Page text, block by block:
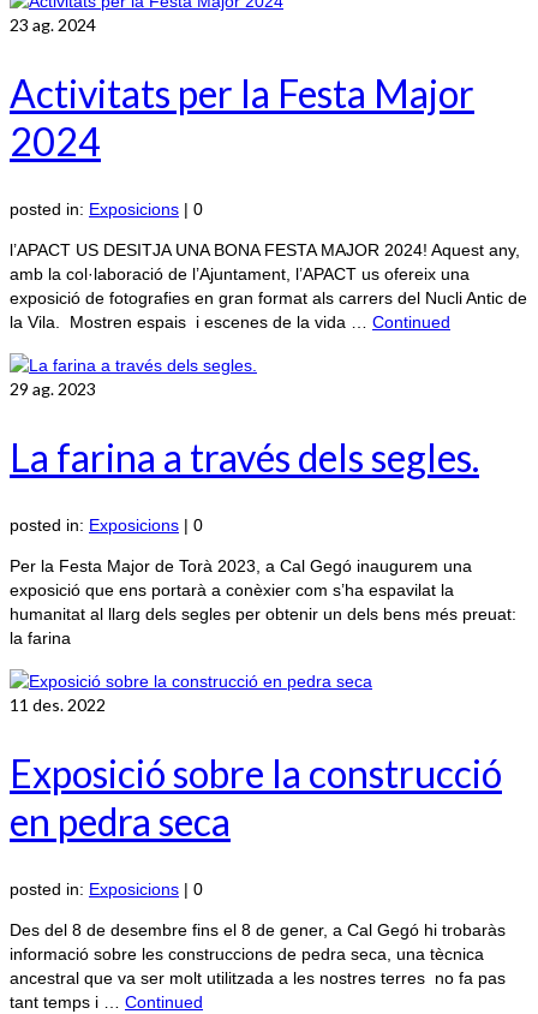
23 ag. 2024
Activitats per la Festa Major
2024
posted in: Exposicions | 0
l’APACT US DESITJA UNA BONA FESTA MAJOR 2024! Aquest any,
amb la col·laboració de l’Ajuntament, l’APACT us ofereix una
exposició de fotografies en gran format als carrers del Nucli Antic de
la Vila. Mostren espais i escenes de la vida … Continued
29 ag. 2023
La farina a través dels segles.
posted in: Exposicions | 0
Per la Festa Major de Torà 2023, a Cal Gegó inaugurem una
exposició que ens portarà a conèxier com s’ha espavilat la
humanitat al llarg dels segles per obtenir un dels bens més preuat:
la farina
11 des. 2022
Exposició sobre la construcció
en pedra seca
posted in: Exposicions | 0
Des del 8 de desembre fins el 8 de gener, a Cal Gegó hi trobaràs
informació sobre les construccions de pedra seca, una tècnica
ancestral que va ser molt utilitzada a les nostres terres no fa pas
tant temps i … Continued